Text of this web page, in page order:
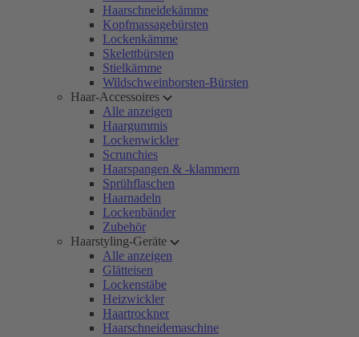
Haarschneidekämme
Kopfmassagebürsten
Lockenkämme
Skelettbürsten
Stielkämme
Wildschweinborsten-Bürsten
Haar-Accessoires
Alle anzeigen
Haargummis
Lockenwickler
Scrunchies
Haarspangen & -klammern
Sprühflaschen
Haarnadeln
Lockenbänder
Zubehör
Haarstyling-Geräte
Alle anzeigen
Glätteisen
Lockenstäbe
Heizwickler
Haartrockner
Haarschneidemaschine